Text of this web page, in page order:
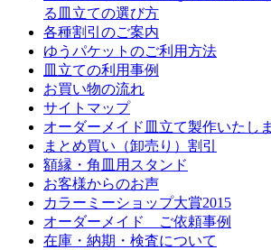
る皿立ての選び方
各種割引のご案内
ゆうパケットのご利用方法
皿立ての利用事例
お買い物の流れ
サイトマップ
オーダーメイド皿立て製作いたしま
まとめ買い（卸売り）割引
額縁・角皿用スタンド
お客様からのお声
カラーミーショップ大賞2015
オーダーメイド ご依頼事例
在庫・納期・検査について